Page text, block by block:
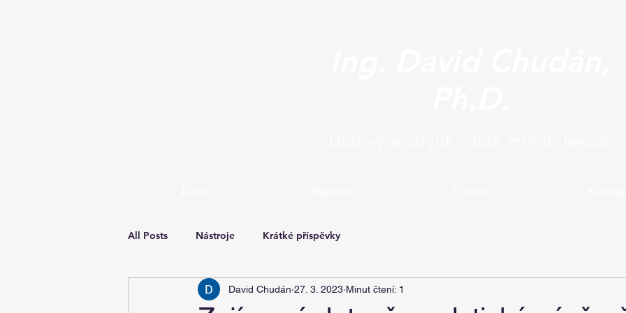
All Posts Nástroje Krátké příspěvky
David Chudán 27. 3. 2023 Minut čtení: 1